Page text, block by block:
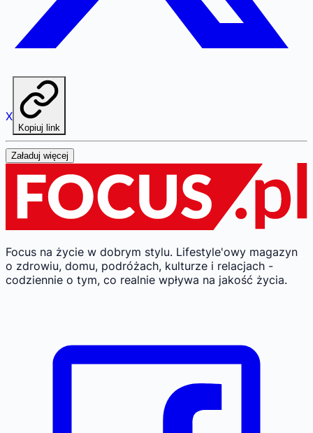
X
Kopiuj link
Załaduj więcej
Focus na życie w dobrym stylu. Lifestyle'owy magazyn
o zdrowiu, domu, podróżach, kulturze i relacjach -
codziennie o tym, co realnie wpływa na jakość życia.